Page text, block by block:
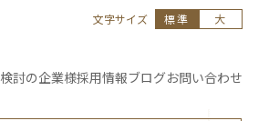
検討の企業様採用情報ブログお問い合わせ
文字サイズ 標準 大